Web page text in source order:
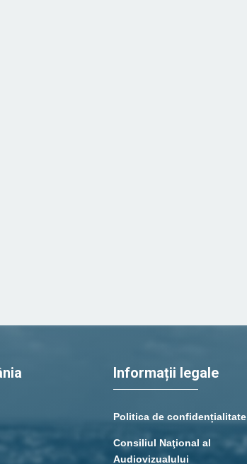
Informații legale
Politica de confidențialitate
Consiliul Naţional al
Audiovizualului